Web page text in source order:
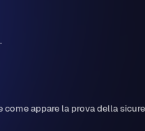
appare la prova della